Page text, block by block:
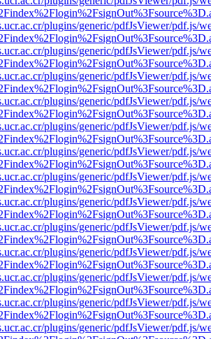
plugins/generic/pdfJsViewer/pdf.js/
plugins/generic/pdfJsViewer/pdf.js/
plugins/generic/pdfJsViewer/pdf.js/
plugins/generic/pdfJsViewer/pdf.js/
plugins/generic/pdfJsViewer/pdf.js/
plugins/generic/pdfJsViewer/pdf.js/
plugins/generic/pdfJsViewer/pdf.js/
plugins/generic/pdfJsViewer/pdf.js/
plugins/generic/pdfJsViewer/pdf.js/
plugins/generic/pdfJsViewer/pdf.js/
plugins/generic/pdfJsViewer/pdf.js/
plugins/generic/pdfJsViewer/pdf.js/
plugins/generic/pdfJsViewer/pdf.js/